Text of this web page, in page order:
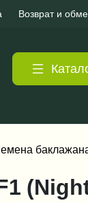
Возврат и